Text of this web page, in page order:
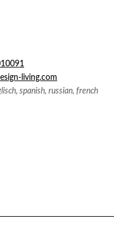
living.com
spanish, russian, french